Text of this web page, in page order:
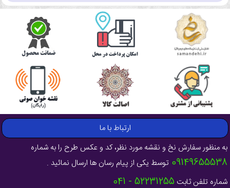
ارتباط با ما
به منظور سفارش نخ و نقشه مورد نظر، کد و عکس طرح را به شماره
09149655538 توسط یکی از پیام رسان ها ارسال نمائید .
شماره تلفن ثابت 52231255 - 041